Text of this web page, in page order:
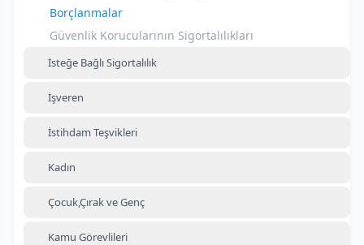
Borçlanmalar
Güvenlik Korucularının Sigortalılıkları
İsteğe Bağlı Sigortalılık
İşveren
İstihdam Teşvikleri
Kadın
Çocuk,Çırak ve Genç
Kamu Görevlileri